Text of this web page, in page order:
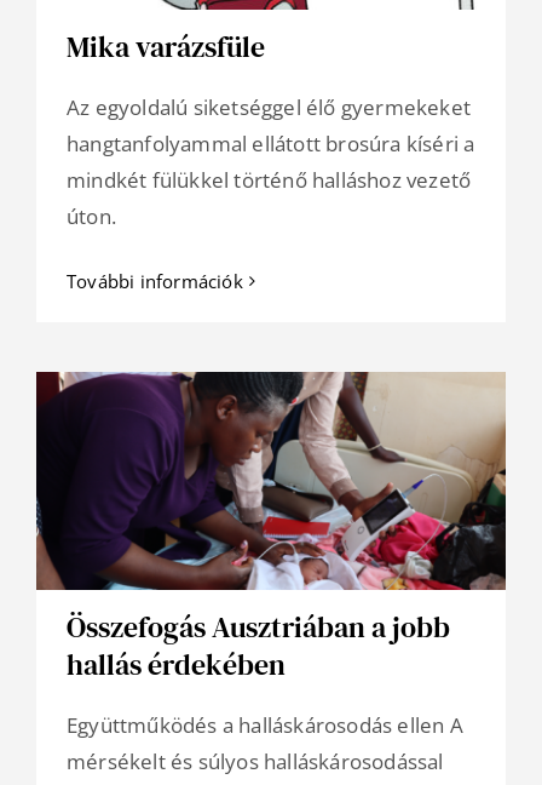
Mika varázsfüle
Az egyoldalú siketséggel élő gyermekeket
hangtanfolyammal ellátott brosúra kíséri a
mindkét fülükkel történő halláshoz vezető
úton.
További információk
Összefogás Ausztriában a jobb
hallás érdekében
Együttműködés a halláskárosodás ellen A
mérsékelt és súlyos halláskárosodással